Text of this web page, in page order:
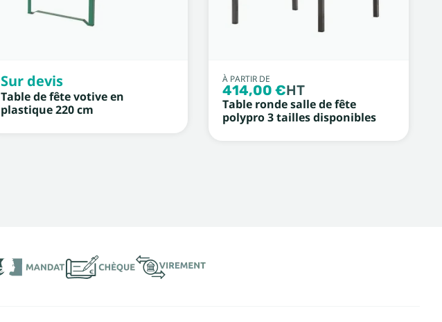
Sur devis
Table de fête votive en
plastique 220 cm
À PARTIR DE
414,00 €HT
Table ronde salle de fête
polypro 3 tailles disponibles